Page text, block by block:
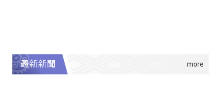
最新新聞